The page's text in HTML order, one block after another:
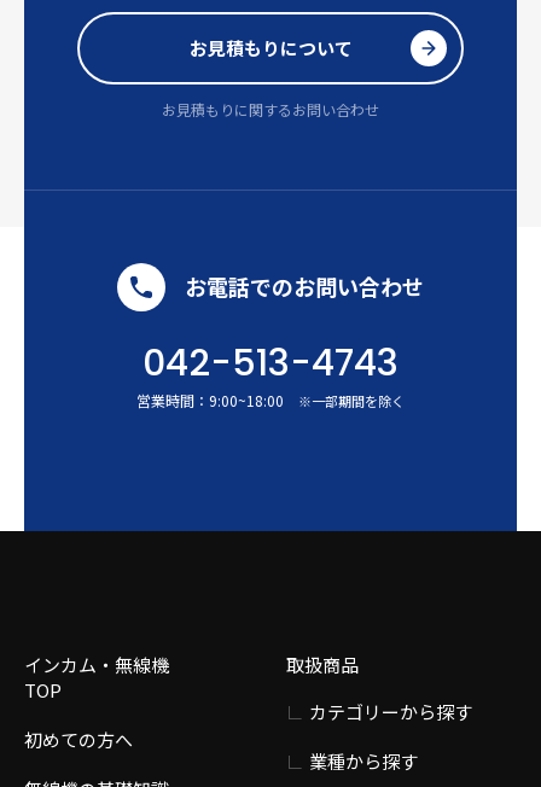
お見積もりについて
お見積もりに関するお問い合わせ
お電話でのお問い合わせ
042-513-4743
営業時間： 9:00~18:00 ※一部期間を除く
インカム・無線機
TOP
初めての方へ
取扱商品
カテゴリーから探す
業種から探す